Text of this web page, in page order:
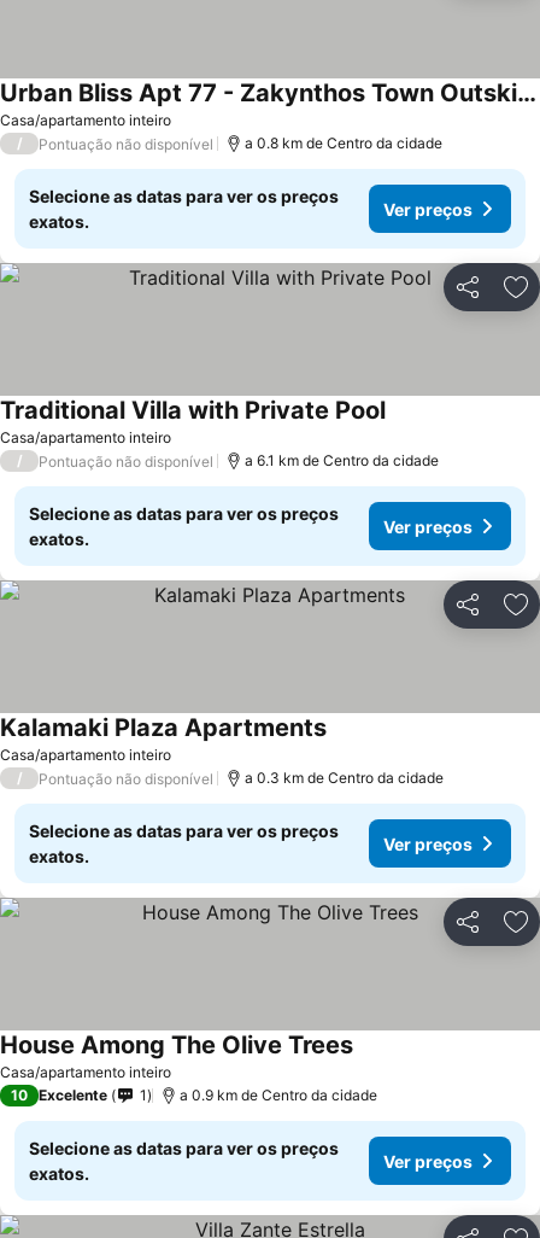
Casa/apartamento inteiro
Urban Bliss Apt 77 - Zakynthos Town Outskirts
/ Pontuação não disponível a 0.8 km de Centro da cidade
Selecione as datas para ver os preços
exatos.
Ver preços
Partilhar
Casa/apartamento inteiro
Traditional Villa with Private Pool
/ Pontuação não disponível a 6.1 km de Centro da cidade
Selecione as datas para ver os preços
exatos.
Ver preços
Partilhar
Casa/apartamento inteiro
Kalamaki Plaza Apartments
/ Pontuação não disponível a 0.3 km de Centro da cidade
Selecione as datas para ver os preços
exatos.
Ver preços
Partilhar
Casa/apartamento inteiro
House Among The Olive Trees
10 Excelente 1 a 0.9 km de Centro da cidade
Selecione as datas para ver os preços
exatos.
Ver preços